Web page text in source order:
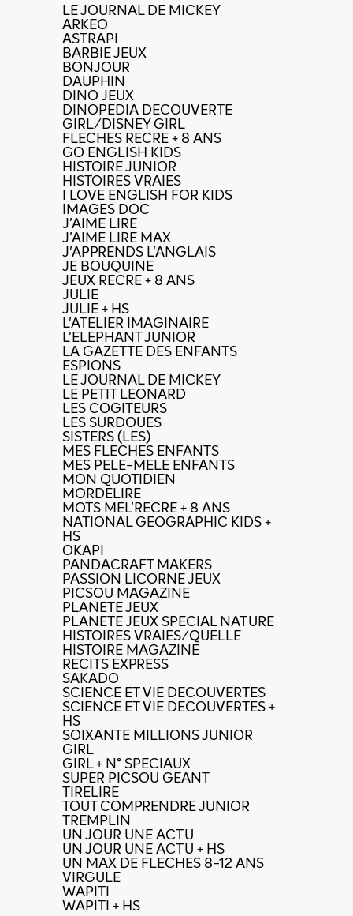
LE JOURNAL DE MICKEY
ARKEO
ASTRAPI
BARBIE JEUX
BONJOUR
DAUPHIN
DINO JEUX
DINOPEDIA DECOUVERTE
GIRL/DISNEY GIRL
FLECHES RECRE + 8 ANS
GO ENGLISH KIDS
HISTOIRE JUNIOR
HISTOIRES VRAIES
I LOVE ENGLISH FOR KIDS
IMAGES DOC
J'AIME LIRE
J'AIME LIRE MAX
J'APPRENDS L'ANGLAIS
JE BOUQUINE
JEUX RECRE + 8 ANS
JULIE
JULIE + HS
L'ATELIER IMAGINAIRE
L'ELEPHANT JUNIOR
LA GAZETTE DES ENFANTS
ESPIONS
LE JOURNAL DE MICKEY
LE PETIT LEONARD
LES COGITEURS
LES SURDOUES
SISTERS (LES)
MES FLECHES ENFANTS
MES PELE-MELE ENFANTS
MON QUOTIDIEN
MORDELIRE
MOTS MEL'RECRE + 8 ANS
NATIONAL GEOGRAPHIC KIDS +
HS
OKAPI
PANDACRAFT MAKERS
PASSION LICORNE JEUX
PICSOU MAGAZINE
PLANETE JEUX
PLANETE JEUX SPECIAL NATURE
HISTOIRES VRAIES/QUELLE
HISTOIRE MAGAZINE
RECITS EXPRESS
SAKADO
SCIENCE ET VIE DECOUVERTES
SCIENCE ET VIE DECOUVERTES +
HS
SOIXANTE MILLIONS JUNIOR
GIRL
GIRL + N° SPECIAUX
SUPER PICSOU GEANT
TIRELIRE
TOUT COMPRENDRE JUNIOR
TREMPLIN
UN JOUR UNE ACTU
UN JOUR UNE ACTU + HS
UN MAX DE FLECHES 8-12 ANS
VIRGULE
WAPITI
WAPITI + HS